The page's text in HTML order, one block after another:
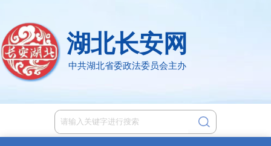
湖北长安网
中共湖北省委政法委员会主办